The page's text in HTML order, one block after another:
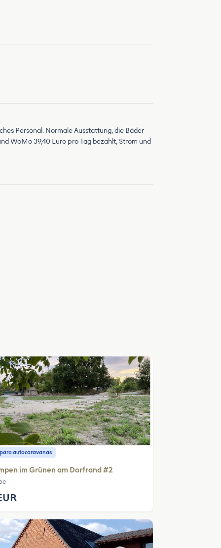
Personal. Normale Ausstattung, die Bäder
WoMo 39,40 Euro pro Tag bezahlt, Strom und
autocaravanas
im Grünen am Dorfrand #2